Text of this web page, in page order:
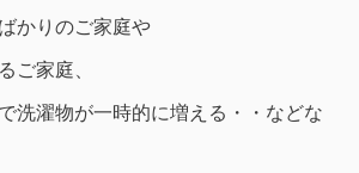
かりのご家庭や
ご家庭、
洗濯物が一時的に増える・・などな